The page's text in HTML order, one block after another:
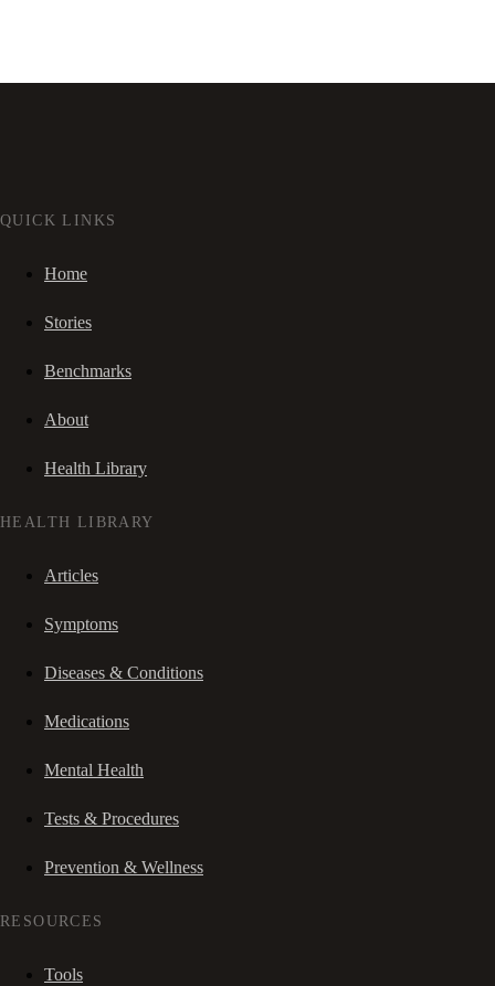
QUICK LINKS
Home
Stories
Benchmarks
About
Health Library
HEALTH LIBRARY
Articles
Symptoms
Diseases & Conditions
Medications
Mental Health
Tests & Procedures
Prevention & Wellness
RESOURCES
Tools